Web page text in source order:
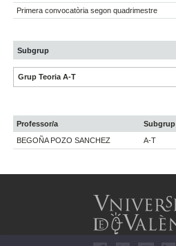
Primera convocatòria segon quadrimestre
Subgrup
Grup Teoria A-T
Professor/a Subgrup
BEGOÑA POZO SANCHEZ
A-T